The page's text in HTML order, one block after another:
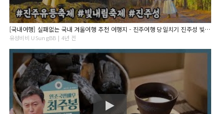
[국내여행] 실패없는 국내 겨울여행 추천 여행지 - 진주여행 당일치기 진주성 빛내림축제 진주남강유등축제 경남여행 국내여행 브이로그
유성비비 USungBB | 4년 전